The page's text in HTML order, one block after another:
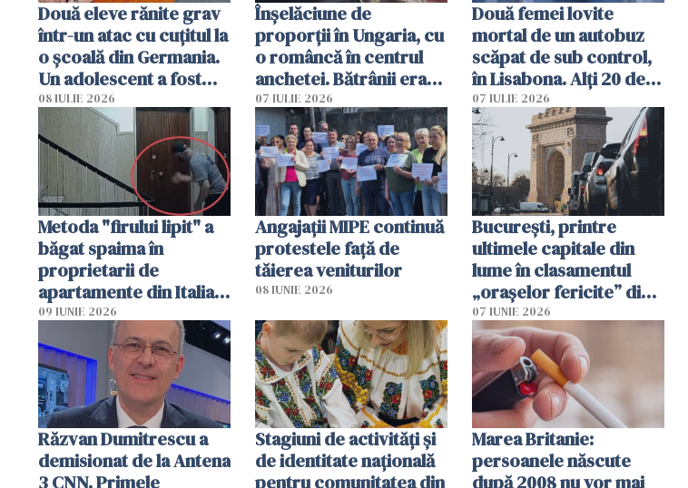
Două eleve rănite grav
într-un atac cu cuțitul la
o școală din Germania.
Un adolescent a fost
arestat
08 IULIE 2026
Înșelăciune de
proporții în Ungaria, cu
o româncă în centrul
anchetei. Bătrânii erau
puși să lase la poartă
genți cu aur și bani
07 IULIE 2026
Două femei lovite
mortal de un autobuz
scăpat de sub control,
în Lisabona. Alți 20 de
oameni sunt răniți
07 IULIE 2026
Metoda "firului lipit" a
băgat spaima în
proprietarii de
apartamente din Italia.
Poliția, sesizată
09 IUNIE 2026
Angajaţii MIPE continuă
protestele faţă de
tăierea veniturilor
08 IUNIE 2026
București, printre
ultimele capitale din
lume în clasamentul
„orașelor fericite” din
2026
07 IUNIE 2026
Răzvan Dumitrescu a
demisionat de la Antena
3 CNN. Primele
Stagiuni de activități și
de identitate națională
pentru comunitatea din
Marea Britanie:
persoanele născute
după 2008 nu vor mai